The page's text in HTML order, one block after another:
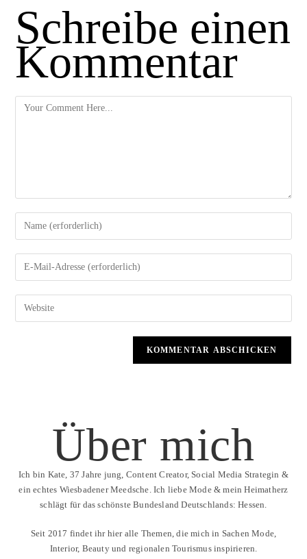
Schreibe einen
Kommentar
Über mich
Ich bin Kate, 37 Jahre jung, Content Creator, Social Media Strategin &
ein echtes Wiesbadener Meedsche. Ich liebe Mode & mein Heimatherz
schlägt für das schönste Bundesland Deutschlands: Hessen.
Seit 2017 findet ihr hier alle Themen, die mich in Sachen Mode,
Interior, Beauty und regionalen Tourismus inspirieren.